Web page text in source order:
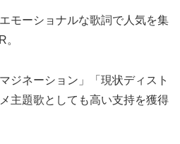
モーショナルな歌詞で人気を集
ジネーション」「現状ディスト
主題歌としても高い支持を獲得